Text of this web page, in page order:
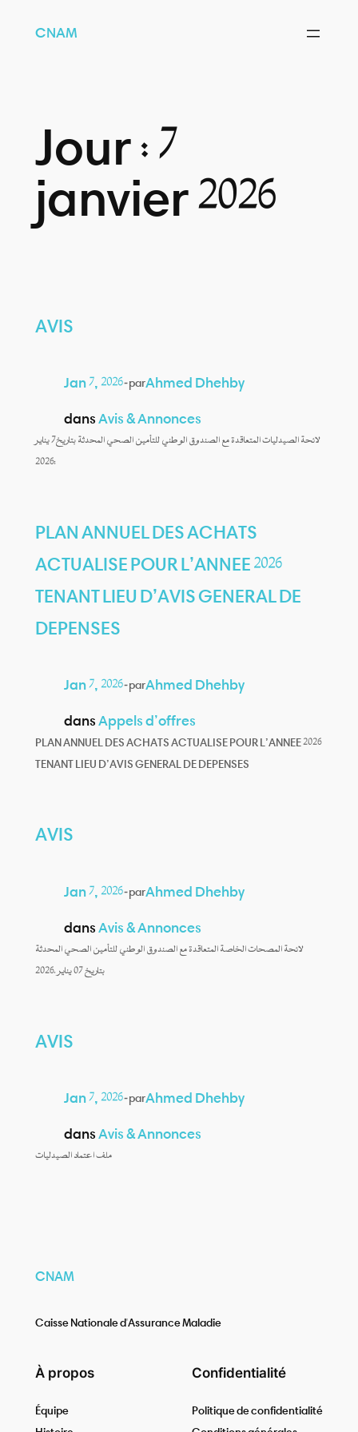
CNAM
Jour : 7
janvier 2026
AVIS
Jan 7, 2026—parAhmed Dhehby
dans Avis & Annonces
لائحة الصيدليات المتعاقدة مع الصندوق الوطني للتأمين الصحي المحدثة بتاريخ7 يناير
:2026
PLAN ANNUEL DES ACHATS
ACTUALISE POUR L’ANNEE 2026
TENANT LIEU D’AVIS GENERAL DE
DEPENSES
Jan 7, 2026—parAhmed Dhehby
dans Appels d’offres
PLAN ANNUEL DES ACHATS ACTUALISE POUR L’ANNEE 2026
TENANT LIEU D’AVIS GENERAL DE DEPENSES
AVIS
Jan 7, 2026—parAhmed Dhehby
dans Avis & Annonces
لائحة المصحات الخاصة المتعاقدة مع الصندوق الوطني للتأمين الصحي المحدثة
بتاريخ 07 يناير .2026
AVIS
Jan 7, 2026—parAhmed Dhehby
dans Avis & Annonces
ملف اعتماد الصيدليات
CNAM
Caisse Nationale d'Assurance Maladie
À propos
Équipe
Confidentialité
Politique de confidentialité